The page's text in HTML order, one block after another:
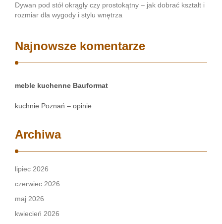
Dywan pod stół okrągły czy prostokątny – jak dobrać kształt i
rozmiar dla wygody i stylu wnętrza
Najnowsze komentarze
meble kuchenne Bauformat
kuchnie Poznań – opinie
Archiwa
lipiec 2026
czerwiec 2026
maj 2026
kwiecień 2026